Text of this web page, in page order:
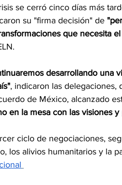
se cerró cinco días más
su "firma decisión" de
que necesita el
desarrollando una
, indicaron las delegaciones,
de México, alcanzado
en la mesa con las visiones y
ciclo de negociaciones,
los alivios humanitarios y la